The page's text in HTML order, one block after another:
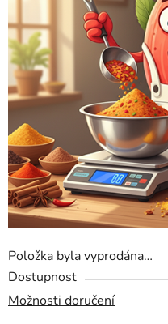
Položka byla vyprodána…
Dostupnost
Možnosti doručení